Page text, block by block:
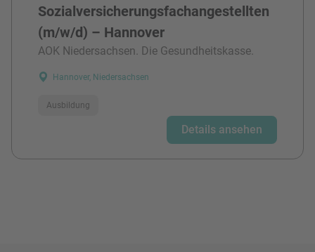
Sozialversicherungsfachangestellten
(m/w/d) – Hannover
AOK Niedersachsen. Die Gesundheitskasse.
Hannover, Niedersachsen
Ausbildung
Details ansehen